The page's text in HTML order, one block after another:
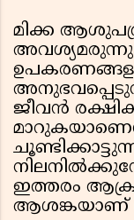
മിക്ക
ജീവൻ
ഇത്തരം
ആശങ്കയാണ്